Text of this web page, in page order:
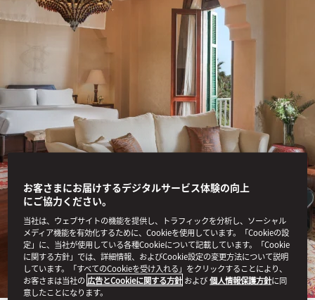
OLD CATARACT, ASWAN
STAY
お客さまにお届けするデジタルサービス体験の向上
にご協力ください。
当社は、ウェブサイトの機能を提供し、トラフィックを分析し、ソーシャル
メディア機能を有効化するために、Cookieを使用しています。「Cookieの設
定」に、当社が使用している各種Cookieについて記載しています。「Cookie
に関する方針」では、詳細情報、およびCookie設定の変更方法について説明
しています。「すべてのCookieを受け入れる」をクリックすることにより、
お客さまは当社の 広告とCookieに関する方針 および個人情報保護方針に同
意したことになります。